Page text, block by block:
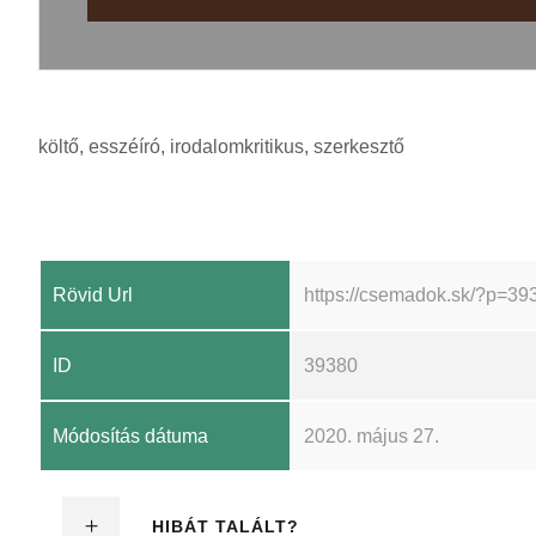
költő, esszéíró, irodalomkritikus, szerkesztő
Rövid Url https://csemadok.sk/
ID 39380
Módosítás dátuma 2020. május 27.
HIBÁT TALÁLT?